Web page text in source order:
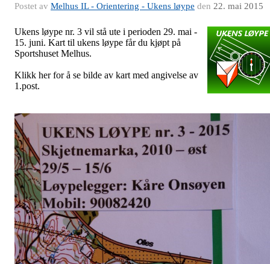
Postet av Melhus IL - Orientering - Ukens løype den 22. mai 2015
Ukens løype nr. 3 vil stå ute i perioden 29. mai -
15. juni. Kart til ukens løype får du kjøpt på
Sportshuset Melhus.
Klikk her for å se bilde av kart med angivelse av
1.post.